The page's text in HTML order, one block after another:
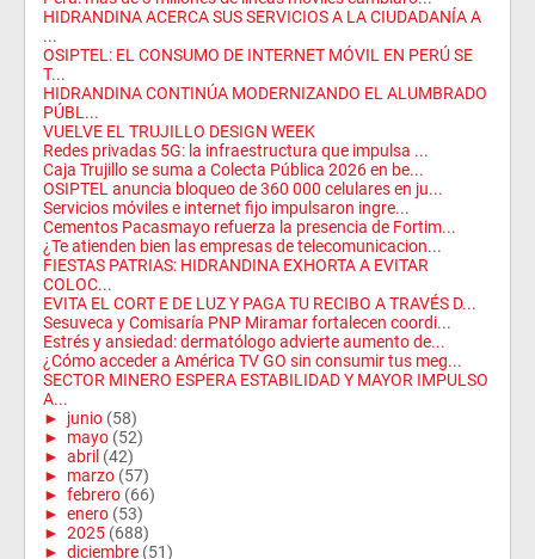
HIDRANDINA ACERCA SUS SERVICIOS A LA CIUDADANÍA A
...
OSIPTEL: EL CONSUMO DE INTERNET MÓVIL EN PERÚ SE
T...
HIDRANDINA CONTINÚA MODERNIZANDO EL ALUMBRADO
PÚBL...
VUELVE EL TRUJILLO DESIGN WEEK
Redes privadas 5G: la infraestructura que impulsa ...
Caja Trujillo se suma a Colecta Pública 2026 en be...
OSIPTEL anuncia bloqueo de 360 000 celulares en ju...
Servicios móviles e internet fijo impulsaron ingre...
Cementos Pacasmayo refuerza la presencia de Fortim...
¿Te atienden bien las empresas de telecomunicacion...
FIESTAS PATRIAS: HIDRANDINA EXHORTA A EVITAR
COLOC...
EVITA EL CORT E DE LUZ Y PAGA TU RECIBO A TRAVÉS D...
Sesuveca y Comisaría PNP Miramar fortalecen coordi...
Estrés y ansiedad: dermatólogo advierte aumento de...
¿Cómo acceder a América TV GO sin consumir tus meg...
SECTOR MINERO ESPERA ESTABILIDAD Y MAYOR IMPULSO
A...
► junio (58)
► mayo (52)
► abril (42)
► marzo (57)
► febrero (66)
► enero (53)
► 2025 (688)
► diciembre (51)